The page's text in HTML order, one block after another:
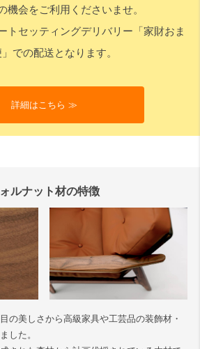
機会をご利用くださいませ。
トセッティングデリバリー「家財おま
での配送となります。
詳細はこちら ≫
ルナット材の特徴
の美しさから高級家具や工芸品の装飾材・
した。